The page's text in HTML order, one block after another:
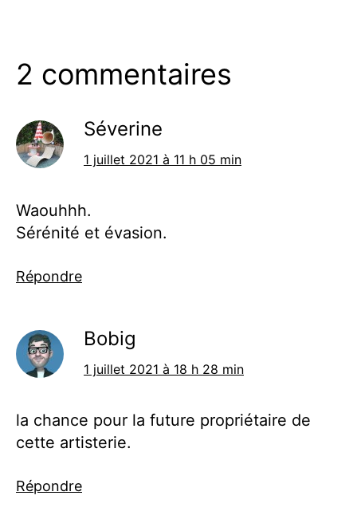
2 commentaires
Séverine
1 juillet 2021 à 11 h 05 min
Waouhhh.
Sérénité et évasion.
Répondre
Bobig
1 juillet 2021 à 18 h 28 min
la chance pour la future propriétaire de
cette artisterie.
Répondre